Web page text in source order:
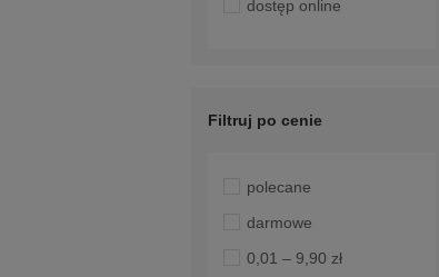
dostęp online
Filtruj po cenie
polecane
darmowe
0,01 – 9,90 zł